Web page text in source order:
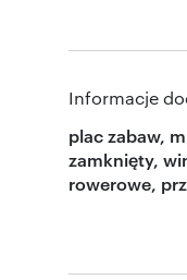
Informacje
plac zabaw,
zamknięty,
rowerowe,